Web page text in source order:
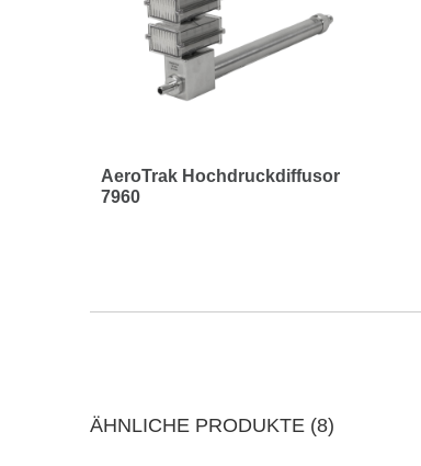
AeroTrak Hochdruckdiffusor
7960
ÄHNLICHE PRODUKTE (8)